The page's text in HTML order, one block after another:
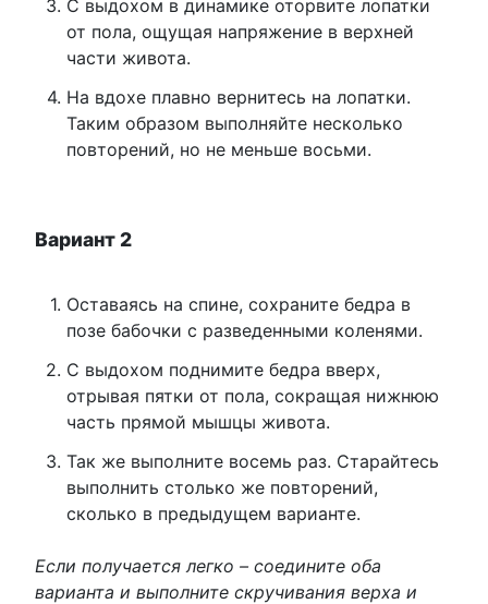
С выдохом в динамике оторвите лопатки
от пола, ощущая напряжение в верхней
части живота.
На вдохе плавно вернитесь на лопатки.
Таким образом выполняйте несколько
повторений, но не меньше восьми.
Вариант 2
Оставаясь на спине, сохраните бедра в
позе бабочки с разведенными коленями.
С выдохом поднимите бедра вверх,
отрывая пятки от пола, сокращая нижнюю
часть прямой мышцы живота.
Так же выполните восемь раз. Старайтесь
выполнить столько же повторений,
сколько в предыдущем варианте.
Если получается легко – соедините оба
варианта и выполните скручивания верха и